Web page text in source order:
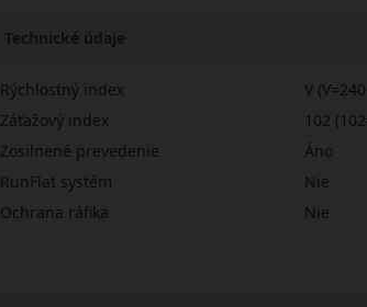
Technické údaje
Rýchlostný index
V
Záťažový index
102
Zosilnené prevedenie
Áno
RunFlat systém
Nie
Ochrana ráfika
Nie